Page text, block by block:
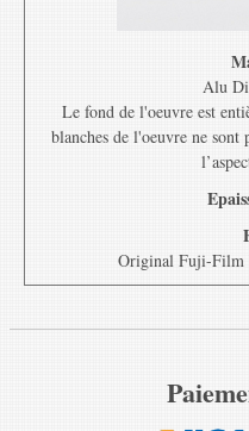
Alu
Le fond de l'oeuvre est
blanches de l'oeuvre ne sont
Original Fuji-Film